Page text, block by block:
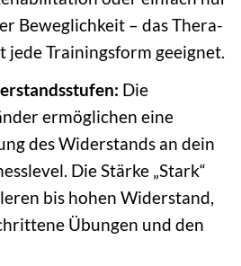
Beweglichkeit – das Thera-
jede Trainingsform geeignet.
Die
ermöglichen eine
des Widerstands an dein
Die Stärke „Stark“
bis hohen Widerstand,
Übungen und den